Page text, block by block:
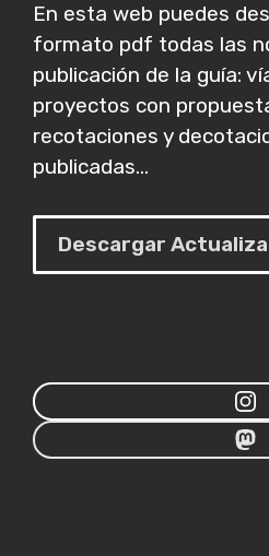
En esta web puedes
formato pdf todas las
publicación de la guía:
proyectos con
recotaciones y
publicadas...
Descargar